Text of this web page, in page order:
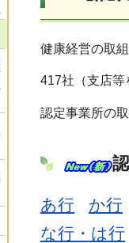
健康経営の取
417社（支店等
認定事業所の
あ行 か行
な行・は行